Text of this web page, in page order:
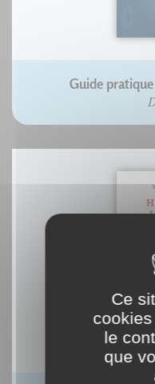
Guide
Ce
le
que